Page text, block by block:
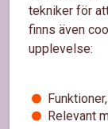
tekniker för
finns även
upplevelse:
Relevant
Sidfot
Hitta
Spärrhjälp